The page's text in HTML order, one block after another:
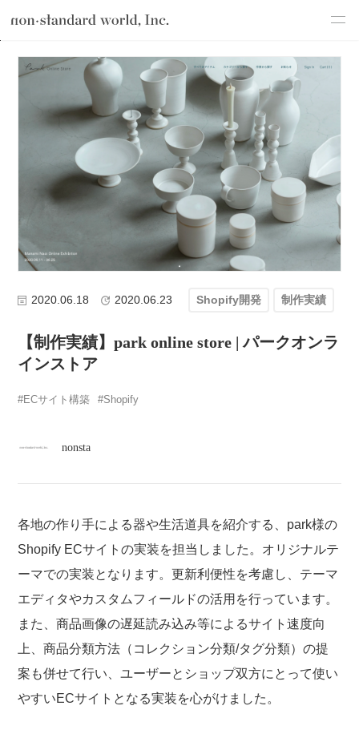
about
csr
service
works
flow
shop
blog
recruit
ブログ テクノロジー Shopify開発 【制作実績】park
2020.06.18 2020.06.23 Shopify開発 制作実績
【制作実績】park online store | パークオンラ
インストア
ECサイト構築 Shopify
nonsta
各地の作り手による器や生活道具を紹介する、park様の
Shopify ECサイトの実装を担当しました。オリジナルテ
ーマでの実装となります。更新利便性を考慮し、テーマ
エディタやカスタムフィールドの活用を行っています。
また、商品画像の遅延読み込み等によるサイト速度向
上、商品分類方法（コレクション分類/タグ分類）の提
案も併せて行い、ユーザーとショップ双方にとって使い
やすいECサイトとなる実装を心がけました。